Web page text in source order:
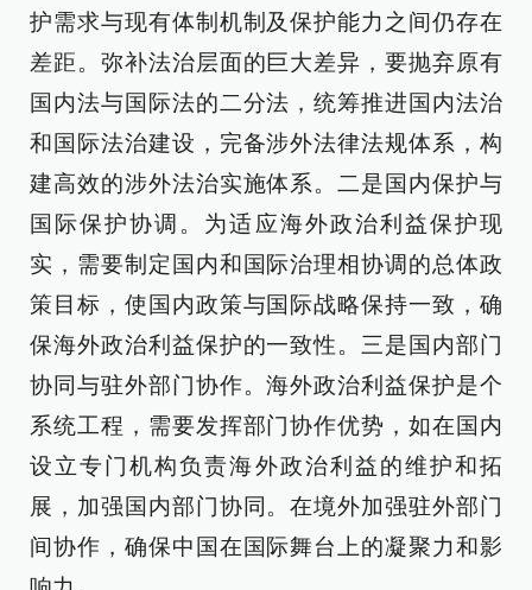
护需求与现有体制机制及保护能力之间仍存在
差距。弥补法治层面的巨大差异，要抛弃原有
国内法与国际法的二分法，统筹推进国内法治
和国际法治建设，完备涉外法律法规体系，构
建高效的涉外法治实施体系。二是国内保护与
国际保护协调。为适应海外政治利益保护现
实，需要制定国内和国际治理相协调的总体政
策目标，使国内政策与国际战略保持一致，确
保海外政治利益保护的一致性。三是国内部门
协同与驻外部门协作。海外政治利益保护是个
系统工程，需要发挥部门协作优势，如在国内
设立专门机构负责海外政治利益的维护和拓
展，加强国内部门协同。在境外加强驻外部门
间协作，确保中国在国际舞台上的凝聚力和影